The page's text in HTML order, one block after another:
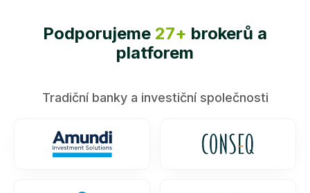
Podporujeme 27+ brokerů a
platforem
Tradiční banky a investiční společnosti